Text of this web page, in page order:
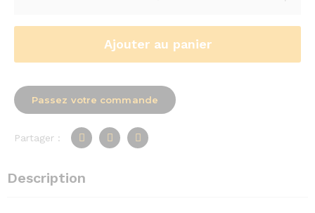
Ajouter au panier
Passez votre commande
Partager :
Description